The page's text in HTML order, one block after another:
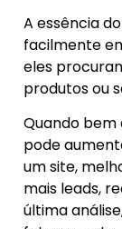
A essência
facilmente
eles
produtos ou
Quando bem
pode
um site,
mais leads,
última